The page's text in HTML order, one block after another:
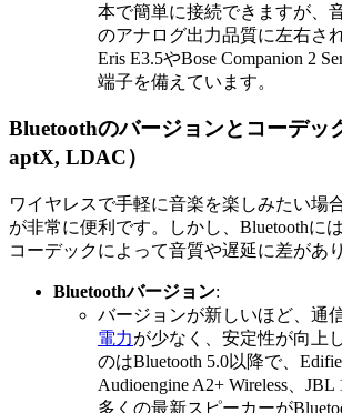
本で簡単に接続できますが、
のアナログ出力品質に左右さ
Eris E3.5やBose Companion 2
端子を備えています。
Bluetoothのバージョンとコーデッ
aptX, LDAC）
ワイヤレスで手軽に音楽を楽しみたい場
が非常に便利です。しかし、Bluetoothに
コーデックによって音質や遅延に差があ
Bluetoothバージョン:
バージョンが新しいほど、通
電力が少なく、安定性が向上
のはBluetooth 5.0以降で、
Audioengine A2+ Wireless、JBL
多くの最新スピーカーが